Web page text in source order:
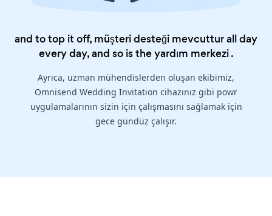
and to top it off, müşteri desteği mevcuttur all day
every day, and so is theyardım merkezi.
Ayrıca, uzman mühendislerden oluşan ekibimiz,
Omnisend Wedding Invitation cihazınız gibi powr
uygulamalarının sizin için çalışmasını sağlamak için
gece gündüz çalışır.